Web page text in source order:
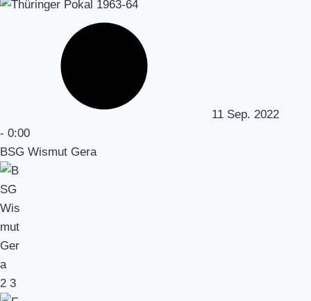
11 Sep. 2022
- 0:00
BSG Wismut Gera
2 3